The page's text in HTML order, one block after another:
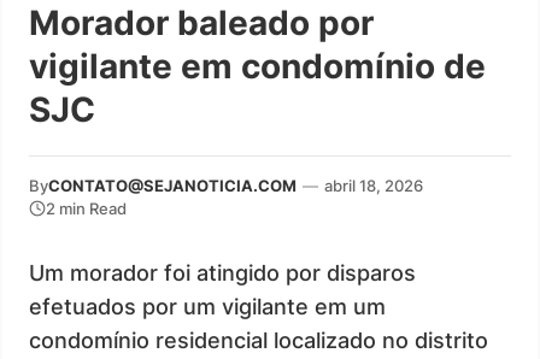
Morador baleado por
vigilante em condomínio de
SJC
ByCONTATO@SEJANOTICIA.COM — abril 18, 2026
2 min Read
Um morador foi atingido por disparos
efetuados por um vigilante em um
condomínio residencial localizado no distrito